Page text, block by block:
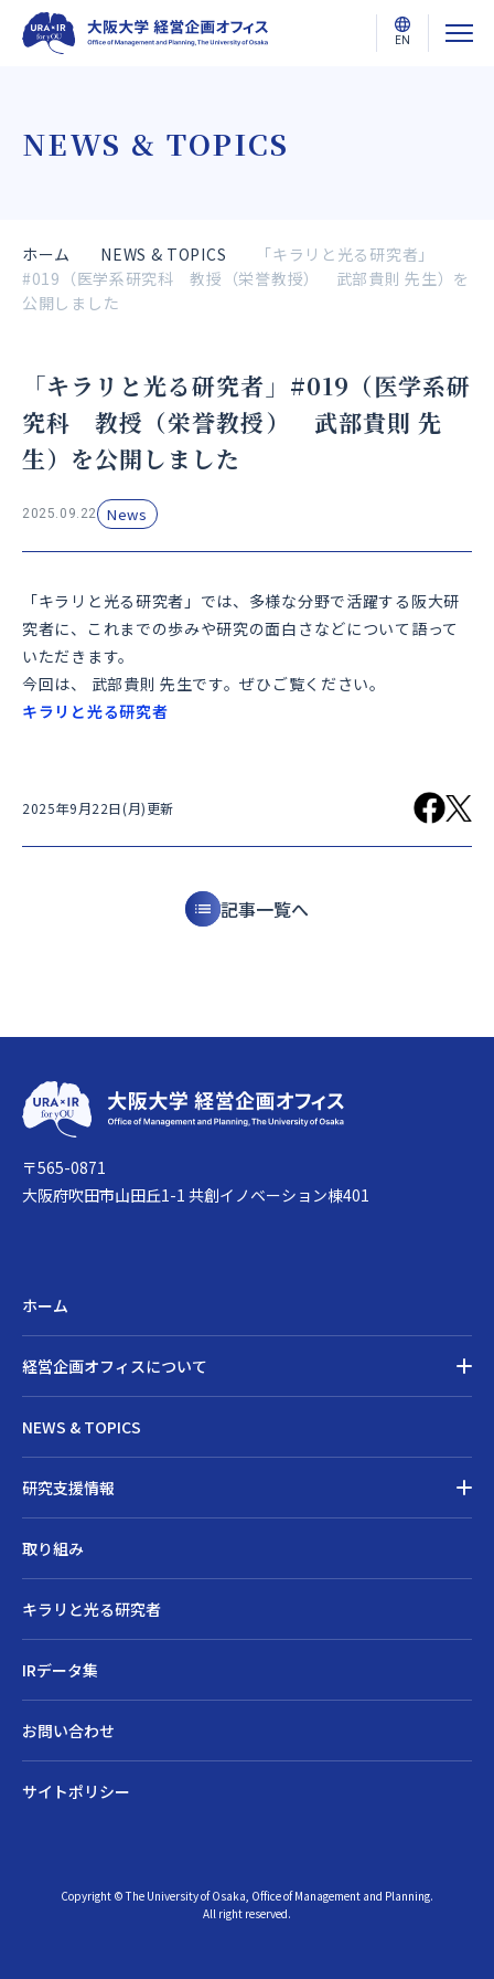
EN
NEWS & TOPICS
ホーム NEWS & TOPICS
「キラリと光る研究者」
#019（医学系研究科 教授（栄誉教授） 武部貴則 先生）を
公開しました
「キラリと光る研究者」#019（医学系研
究科 教授（栄誉教授） 武部貴則 先
生）を公開しました
2025.09.22 News
「キラリと光る研究者」では、多様な分野で活躍する阪大研
究者に、これまでの歩みや研究の面白さなどについて語って
いただきます。
今回は、 武部貴則 先生です。ぜひご覧ください。
キラリと光る研究者
2025年9月22日(月)更新
記事一覧へ
〒565-0871
大阪府吹田市山田丘1-1 共創イノベーション棟401
ホーム
経営企画オフィスについて
メンバー
沿革
アクセス
NEWS & TOPICS
研究支援情報
研究支援メニュー
外部資金情報等検索システム
省庁・FAリンク集
オフィス長からのお知らせ
取り組み
キラリと光る研究者
IRデータ集
お問い合わせ
サイトポリシー
Copyright © The University of Osaka, Office of Management and Planning.
All right reserved.